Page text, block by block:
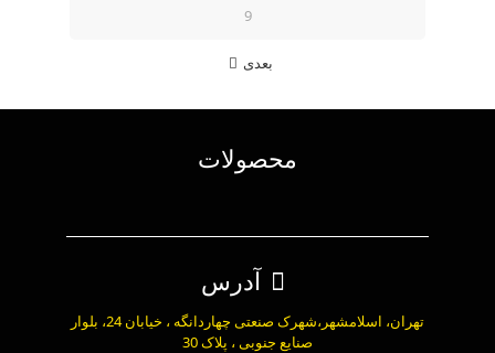
9
بعدی
محصولات
آدرس
تهران، اسلامشهر،شهرک صنعتی چهاردانگه ، خیابان 24، بلوار
صنایع جنوبی ، پلاک 30